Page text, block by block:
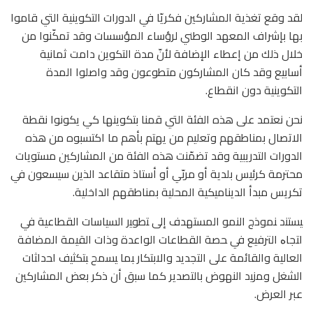
لقد وقع تغذية المشاركين فكريّا في الدورات التكوينية التي قاموا
بها بإشراف المعهد الوطني لرؤساء المؤسسات وقد تمكّنوا من
خلال ذلك من إعطاء الإضافة لأنّ مدة التكوين دامت ثمانية
أسابيع وقد كان المشاركون متطوعون وقد واصلوا المدة
التكوينية دون انقطاع.
نحن نعتمد على هذه الفئة التي قمنا بتكوينها كي يكونوا نقطة
الاتصال بمناطقهم وتعليم من يهتم بأهم ما اكتسبوه من هذه
الدورات التدريبية وقد تضمّنت هذه الفئة من المشاركين مستويات
محترمة كرئيس بلدية أو مربّي أو أستاذ متقاعد الذين سيسعون في
تكريس مبدأ الديناميكية المحلية بمناطقهم الداخلية.
ﻴﺴﺘﻨد ﻨﻤوذج النمو المستهدف إلى ﺘطوﻴر السياسات القطاعية ﻓﻲ
اﺘﺠﺎﻩ الترفيع ﻓﻲ ﺤﺼﺔ القطاعات الواعدة وذات القيمة المضافة
العالية والقائمة ﻋﻠﻰ التجديد والابتكار ﺒﻤﺎ ﻴﺴﻤﺢ ﺒﺘﻜﺜﻴف اﺤداﺜﺎت
الشغل وﻤزﻴد النهوض بالتصدير كما سبق أن ذكر بعض المشاركين
عبر العرض.